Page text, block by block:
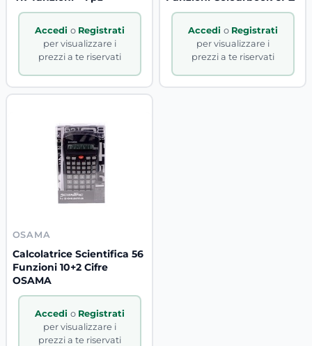
Accedi o Registrati
per visualizzare i
prezzi a te riservati
Accedi o Registrati
per visualizzare i
prezzi a te riservati
OSAMA
Calcolatrice Scientifica 56
Funzioni 10+2 Cifre
OSAMA
Accedi o Registrati
per visualizzare i
prezzi a te riservati